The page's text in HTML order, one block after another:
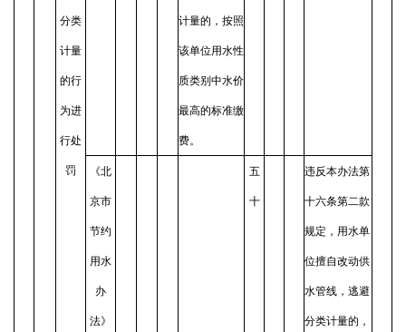
分类
计量
的行
为进
行处
罚
计量的，按照
该单位用水性
质类别中水价
最高的标准缴
费。
《北
京市
节约
用水
办
法》
五
十
违反本办法第
十六条第二款
规定，用水单
位擅自改动供
水管线，逃避
分类计量的，